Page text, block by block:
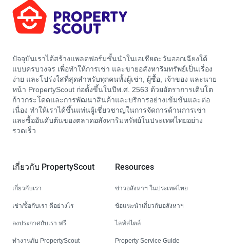
ปัจจุบันเราได้สร้างแพลตฟอร์มชั้นนำในเอเชียตะวันออกเฉียงใต้
แบบครบวงจร เพื่อทำให้การเช่า และขายอสังหาริมทรัพย์เป็นเรื่อง
ง่าย และโปร่งใสที่สุดสำหรับทุกคนทั้งผู้เช่า, ผู้ซื้อ, เจ้าของ และนาย
หน้า PropertyScout ก่อตั้งขึ้นในปีพ.ศ. 2563 ด้วยอัตราการเติบโต
ก้าวกระโดดและการพัฒนาสินค้าและบริการอย่างเข้มข้นและต่อ
เนื่อง ทำให้เราได้ขึ้นแท่นผู้เชี่ยวชาญในการจัดการด้านการเช่า
และซื้ออันดับต้นของตลาดอสังหาริมทรัพย์ในประเทศไทยอย่าง
รวดเร็ว
เกี่ยวกับ PropertyScout
เกี่ยวกับเรา
เช่า/ซื้อกับเรา ดีอย่างไร
ลงประกาศกับเรา ฟรี
ทำงานกับ PropertyScout
Resources
ข่าวอสังหาฯ ในประเทศไทย
ข้อแนะนำเกี่ยวกับอสังหาฯ
ไลฟ์สไตล์
Property Service Guide